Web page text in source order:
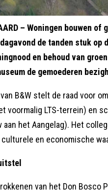
– Woningen bouwen
de tanden stuk op
en behoud van
de gemoederen
B&W stelt de raad voor
voormalig LTS-terrein) en
aan het Aangelag). Het
en economische
van het Don